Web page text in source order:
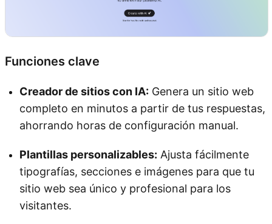
Funciones clave
Creador de sitios con IA: Genera un sitio web
completo en minutos a partir de tus respuestas,
ahorrando horas de configuración manual.
Plantillas personalizables: Ajusta fácilmente
tipografías, secciones e imágenes para que tu
sitio web sea único y profesional para los
visitantes.